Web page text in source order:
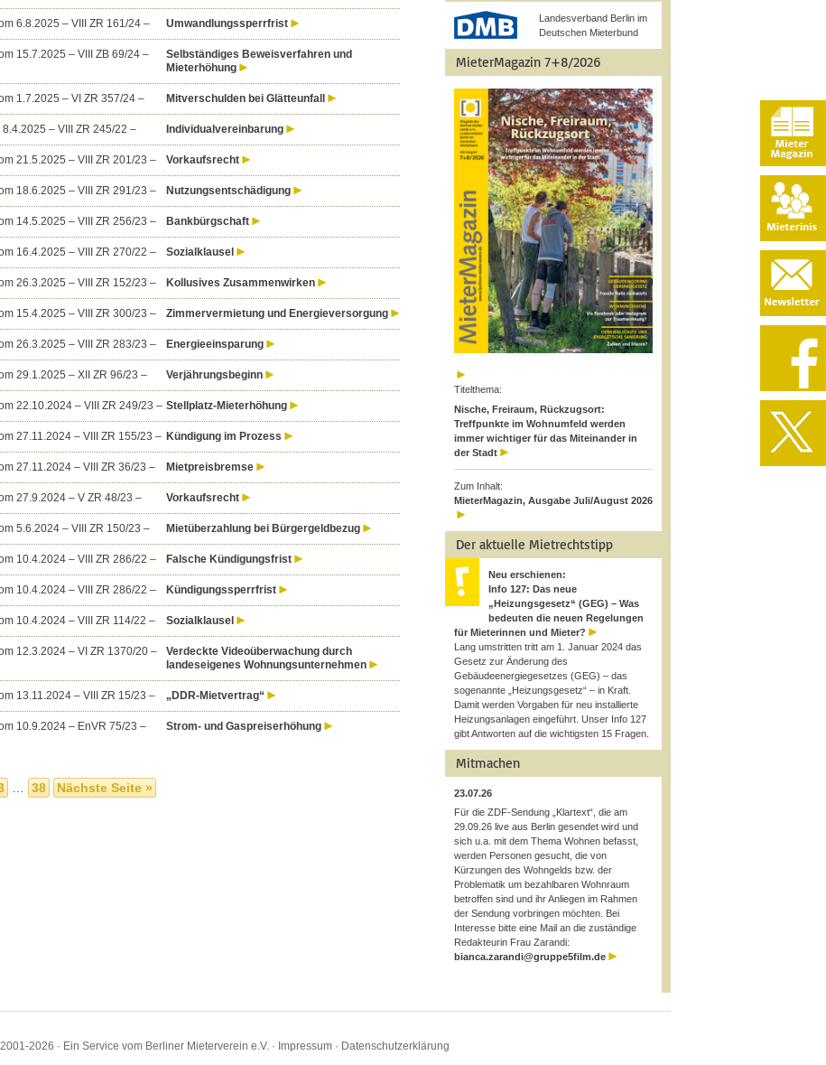
6.8.2025 – VIII ZR 161/24 – Umwandlungssperrfrist
15.7.2025 – VIII ZB 69/24 –
Selbständiges Beweisverfahren und
Mieterhöhung
1.7.2025 – VI ZR 357/24 – Mitverschulden bei Glätteunfall
8.4.2025 – VIII ZR 245/22 – Individualvereinbarung
21.5.2025 – VIII ZR 201/23 – Vorkaufsrecht
18.6.2025 – VIII ZR 291/23 – Nutzungsentschädigung
14.5.2025 – VIII ZR 256/23 – Bankbürgschaft
16.4.2025 – VIII ZR 270/22 – Sozialklausel
26.3.2025 – VIII ZR 152/23 – Kollusives Zusammenwirken
15.4.2025 – VIII ZR 300/23 – Zimmervermietung und Energieversorgung
26.3.2025 – VIII ZR 283/23 – Energieeinsparung
29.1.2025 – XII ZR 96/23 – Verjährungsbeginn
22.10.2024 – VIII ZR 249/23 – Stellplatz-Mieterhöhung
27.11.2024 – VIII ZR 155/23 – Kündigung im Prozess
27.11.2024 – VIII ZR 36/23 – Mietpreisbremse
27.9.2024 – V ZR 48/23 – Vorkaufsrecht
5.6.2024 – VIII ZR 150/23 – Mietüberzahlung bei Bürgergeldbezug
10.4.2024 – VIII ZR 286/22 – Falsche Kündigungsfrist
10.4.2024 – VIII ZR 286/22 – Kündigungssperrfrist
10.4.2024 – VIII ZR 114/22 – Sozialklausel
12.3.2024 – VI ZR 1370/20 –
Verdeckte Videoüberwachung durch
landeseigenes Wohnungsunternehmen
13.11.2024 – VIII ZR 15/23 – „DDR-Mietvertrag“
10.9.2024 – EnVR 75/23 – Strom- und Gaspreiserhöhung
38 Nächste Seite »
Landesverband Berlin im
Deutschen Mieterbund
MieterMagazin 7+8/2026
Titelthema:
Nische, Freiraum, Rückzugsort:
Treffpunkte im Wohnumfeld werden
immer wichtiger für das Miteinander in
der Stadt
Zum Inhalt:
MieterMagazin, Ausgabe Juli/August 2026
Der aktuelle Mietrechtstipp
Neu erschienen:
Info 127: Das neue
„Heizungsgesetz“ (GEG) – Was
bedeuten die neuen Regelungen
für Mieterinnen und Mieter?
Lang umstritten tritt am 1. Januar 2024 das
Gesetz zur Änderung des
Gebäudeenergiegesetzes (GEG) – das
sogenannte „Heizungsgesetz“ – in Kraft.
Damit werden Vorgaben für neu installierte
Heizungsanlagen eingeführt. Unser Info 127
gibt Antworten auf die wichtigsten 15 Fragen.
Mitmachen
23.07.26
Für die ZDF-Sendung „Klartext“, die am
29.09.26 live aus Berlin gesendet wird und
sich u.a. mit dem Thema Wohnen befasst,
werden Personen gesucht, die von
Kürzungen des Wohngelds bzw. der
Problematik um bezahlbaren Wohnraum
betroffen sind und ihr Anliegen im Rahmen
der Sendung vorbringen möchten. Bei
Interesse bitte eine Mail an die zuständige
Redakteurin Frau Zarandi:
bianca.zarandi@gruppe5film.de
2026 · Ein Service vom Berliner Mieterverein e.V. · Impressum · Datenschutzerklärung